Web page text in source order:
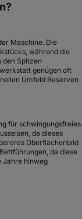
Maschine. Die
während die
den Spitzen
genügen oft
Umfeld Reserven
für schwingungsfreies
da dieses
Oberflächenbild
da diese
Jahre hinweg